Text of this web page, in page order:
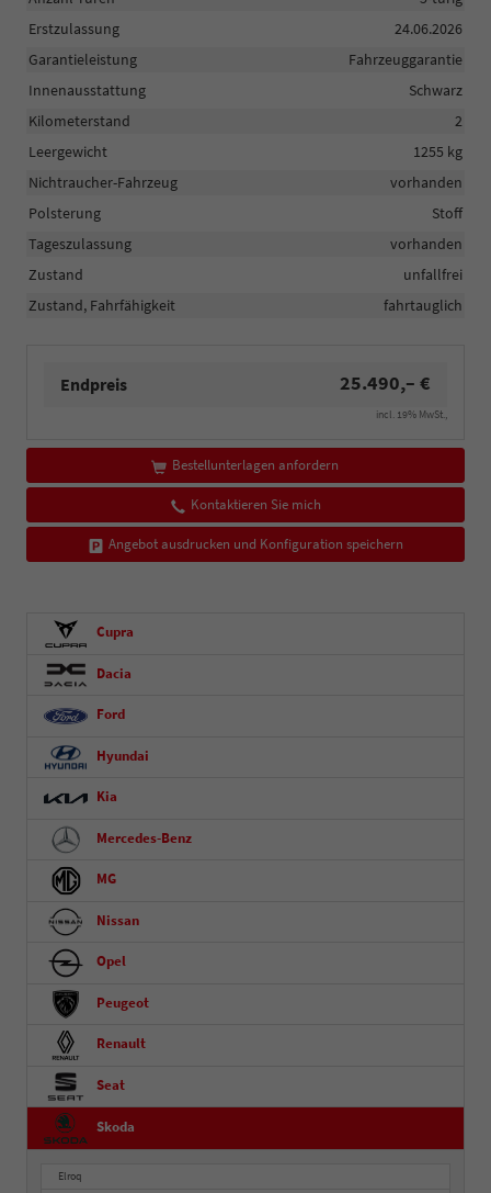
Erstzulassung
24.06.2026
Garantieleistung
Fahrzeuggarantie
Innenausstattung
Schwarz
Kilometerstand
2
Leergewicht
1255 kg
Nichtraucher-Fahrzeug
vorhanden
Polsterung
Stoff
Tageszulassung
vorhanden
Zustand
unfallfrei
Zustand, Fahrfähigkeit
fahrtauglich
Endpreis 25.490,– €
incl. 19% MwSt.,
Bestellunterlagen anfordern
Kontaktieren Sie mich
Angebot ausdrucken und Konfiguration speichern
Cupra
Dacia
Ford
Hyundai
Kia
Mercedes-Benz
MG
Nissan
Opel
Peugeot
Renault
Seat
Skoda
Elroq